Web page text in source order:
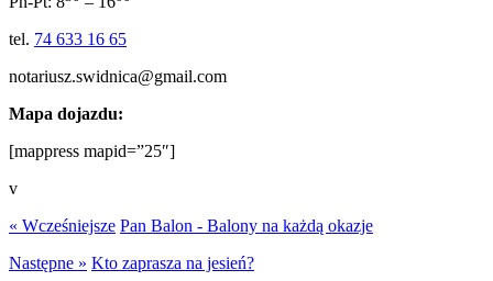
tel. 74 633 16 65
notariusz.swidnica@gmail.com
Mapa dojazdu:
[mappress mapid=”25″]
v
« Wcześniejsze Pan Balon - Balony na każdą okazje
Następne » Kto zaprasza na jesień?